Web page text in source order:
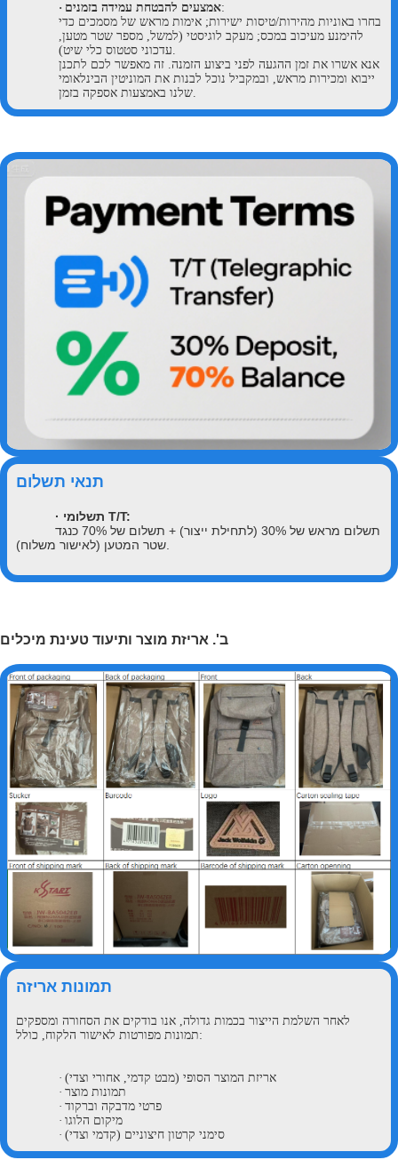
· אמצעים להבטחת עמידה בזמנים:
בחרו באוניות מהירות/טיסות ישירות; אימות מראש של מסמכים כדי
להימנע מעיכוב במכס; מעקב לוגיסטי (למשל, מספר שטר מטען,
עדכוני סטטוס כלי שיט).
אנא אשרו את זמן ההגעה לפני ביצוע הזמנה. זה מאפשר לכם לתכנן
ייבוא ומכירות מראש, ובמקביל נוכל לבנות את המוניטין הבינלאומי
שלנו באמצעות אספקה בזמן.
תנאי תשלום
· תשלומי T/T:
שטר המטען (לאישור משלוח).
ב'. אריזת מוצר ותיעוד טעינת מיכלים
תמונות אריזה
לאחר השלמת הייצור בכמות גדולה, אנו בודקים את הסחורה ומספקים
תמונות מפורטות לאישור הלקוח, כולל:
· אריזת המוצר הסופי (מבט קדמי, אחורי וצדי)
· תמונות מוצר
· פרטי מדבקה וברקוד
· מיקום הלוגו
· סימני קרטון חיצוניים (קדמי וצדי)